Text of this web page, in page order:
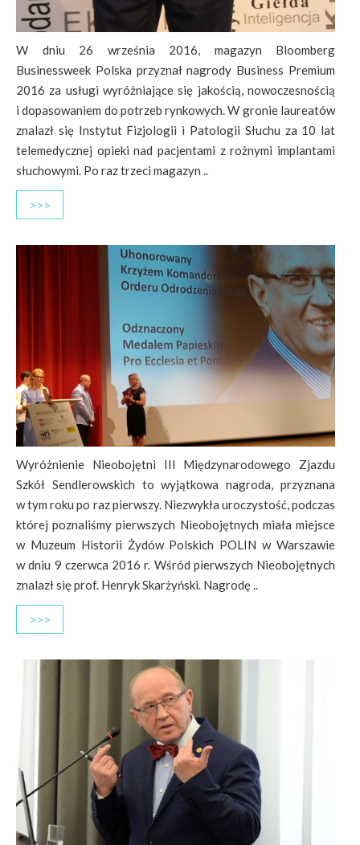
W dniu 26 września 2016, magazyn Bloomberg
Businessweek Polska przyznał nagrody Business Premium
2016 za usługi wyróżniające się jakością, nowoczesnością
i dopasowaniem do potrzeb rynkowych. W gronie laureatów
znalazł się Instytut Fizjologii i Patologii Słuchu za 10 lat
telemedycznej opieki nad pacjentami z rożnymi implantami
słuchowymi. Po raz trzeci magazyn ..
>>>
Wyróżnienie Nieobojętni III Międzynarodowego Zjazdu
Szkół Sendlerowskich to wyjątkowa nagroda, przyznana
w tym roku po raz pierwszy. Niezwykła uroczystość, podczas
której poznaliśmy pierwszych Nieobojętnych miała miejsce
w Muzeum Historii Żydów Polskich POLIN w Warszawie
w dniu 9 czerwca 2016 r. Wśród pierwszych Nieobojętnych
znalazł się prof. Henryk Skarżyński. Nagrodę ..
>>>